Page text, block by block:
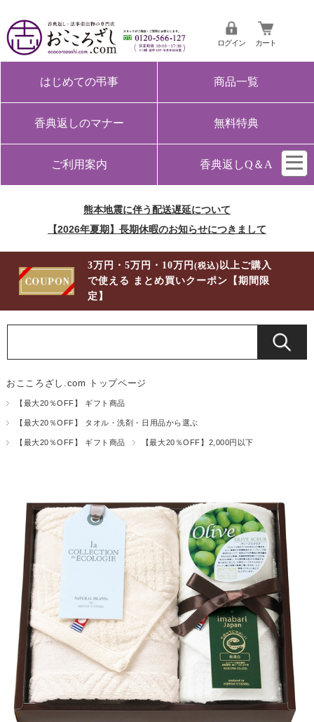
ログイン カート
はじめての弔事 商品一覧
香典返しのマナー 無料特典
ご利用案内 香典返しQ＆A
熊本地震に伴う配送遅延について
【2026年夏期】長期休暇のお知らせにつきまして
3万円・5万円・10万円(税込) 以上ご購入
で使える まとめ買いクーポン【期間限
定】
おこころざし.com トップページ
【最大20％OFF】 ギフト商品
【最大20％OFF】 タオル・洗剤・日用品から選ぶ
【最大20％OFF】 ギフト商品 【最大20％OFF】2,000円以下